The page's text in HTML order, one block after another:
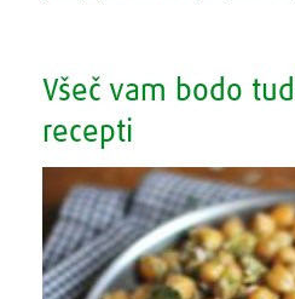
Všeč vam bodo
recepti